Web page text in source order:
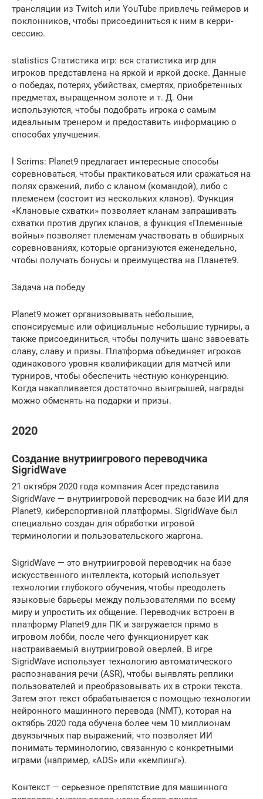
трансляции из Twitch или YouTube привлечь геймеров и
поклонников, чтобы присоединиться к ним в керри-
сессию.
statistics Статистика игр: вся статистика игр для
игроков представлена ​​на яркой и яркой доске. Данные
о победах, потерях, убийствах, смертях, приобретенных
предметах, выращенном золоте и т. Д. Они
используются, чтобы подобрать игрока с самым
идеальным тренером и предоставить информацию о
способах улучшения.
l Scrims: Planet9 предлагает интересные способы
соревноваться, чтобы практиковаться или сражаться на
полях сражений, либо с кланом (командой), либо с
племенем (состоит из нескольких кланов). Функция
«Клановые схватки» позволяет кланам запрашивать
схватки против других кланов, а функция «Племенные
войны» позволяет племенам участвовать в обширных
соревнованиях, которые организуются еженедельно,
чтобы получать бонусы и преимущества на Планете9.
Задача на победу
Planet9 может организовывать небольшие,
спонсируемые или официальные небольшие турниры, а
также присоединиться, чтобы получить шанс завоевать
славу, славу и призы. Платформа объединяет игроков
одинакового уровня квалификации для матчей или
турниров, чтобы обеспечить честную конкуренцию.
Когда накапливается достаточно выигрышей, награды
можно обменять на подарки и призы.
2020
Создание внутриигрового переводчика
SigridWave
21 октября 2020 года компания Acer представила
SigridWave — внутриигровой переводчик на базе ИИ для
Planet9, киберспортивной платформы. SigridWave был
специально создан для обработки игровой
терминологии и пользовательского жаргона.
SigridWave — это внутриигровой переводчик на базе
искусственного интеллекта, который использует
технологии глубокого обучения, чтобы преодолеть
языковые барьеры между пользователями по всему
миру и упростить их общение. Переводчик встроен в
платформу Planet9 для ПК и загружается прямо в
игровом лобби, после чего функционирует как
настраиваемый внутриигровой оверлей. В игре
SigridWave использует технологию автоматического
распознавания речи (ASR), чтобы выявлять реплики
пользователей и преобразовывать их в строки текста.
Затем этот текст обрабатывается с помощью технологии
нейронного машинного перевода (NMT), которая на
октябрь 2020 года обучена более чем 10 миллионам
двуязычных пар выражений, что позволяет ИИ
понимать терминологию, связанную с конкретными
играми (например, «ADS» или «кемпинг»).
Контекст — серьезное препятствие для машинного